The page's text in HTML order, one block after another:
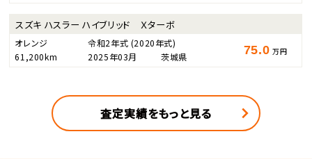
スズキ ハスラー ハイブリッド Ｘターボ
オレンジ 令和2年式 (2020年式)
61,200km
2025年03月 茨城県 75.0 万円
査定実績をもっと見る